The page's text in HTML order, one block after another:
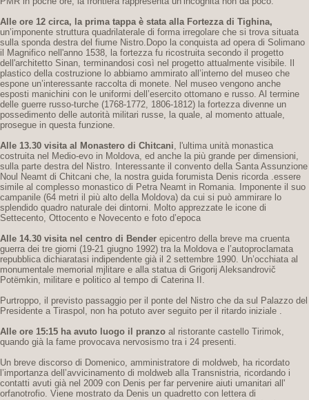
Alle ore 12 circa, la prima tappa è stata alla Fortezza di Tighina,
un’imponente struttura quadrilaterale di forma irregolare che si trova situata
sulla sponda destra del fiume Nistro.Dopo la conquista ad opera di Solimano
il Magnifico nell'anno 1538, la fortezza fu ricostruita secondo il progetto
dell'architetto Sinan, terminandosi così nel progetto attualmente visibile. Il
plastico della costruzione lo abbiamo ammirato all’interno del museo che
espone un’interessante raccolta di monete. Nel museo vengono anche
esposti manichini con le uniformi dell’esercito ottomano e russo. Al termine
delle guerre russo-turche (1768-1772, 1806-1812) la fortezza divenne un
possedimento delle autorità militari russe, la quale, al momento attuale,
prosegue in questa funzione.
Alle 13.30 visita al Monastero di Chitcani, l'ultima unità monastica
costruita nel Medio-evo in Moldova, ed anche la più grande per dimensioni,
sulla parte destra del Nistro. Interessante il convento della Santa Assunzione
Noul Neamt di Chitcani che, la nostra guida forumista Denis ricorda .essere
simile al complesso monastico di Petra Neamt in Romania. Imponente il suo
campanile (64 metri il più alto della Moldova) da cui si può ammirare lo
splendido quadro naturale dei dintorni. Molto apprezzate le icone di
Settecento, Ottocento e Novecento e foto d’epoca
Alle 14.30 visita nel centro di Bender epicentro della breve ma cruenta
guerra dei tre giorni (19-21 giugno 1992) tra la Moldova e l’autoproclamata
repubblica dichiaratasi indipendente già il 2 settembre 1990. Un’occhiata al
monumentale memorial mjlitare e alla statua di Grigorij Aleksandrovič
Potëmkin, militare e politico al tempo di Caterina II.
Purtroppo, il previsto passaggio per il ponte del Nistro che da sul Palazzo del
Presidente a Tiraspol, non ha potuto aver seguito per il ritardo iniziale .
Alle ore 15:15 ha avuto luogo il pranzo al ristorante castello Tirimok,
quando già la fame provocava nervosismo tra i 24 presenti.
Un breve discorso di Domenico, amministratore di moldweb, ha ricordato
l’importanza dell’avvicinamento di moldweb alla Transnistria, ricordando i
contatti avuti già nel 2009 con Denis per far pervenire aiuti umanitari all'
orfanotrofio. Viene mostrato da Denis un quadretto con lettera di